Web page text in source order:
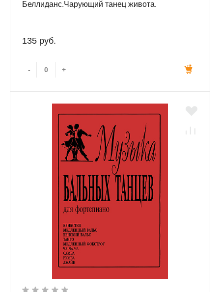
Беллиданс.Чарующий танец живота.
135 руб.
- +